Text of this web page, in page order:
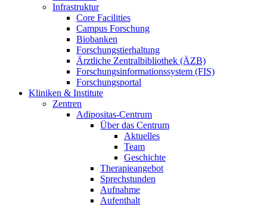
Infrastruktur
Core Facilities
Campus Forschung
Biobanken
Forschungstierhaltung
Ärztliche Zentralbibliothek (ÄZB)
Forschungsinformationssystem (FIS)
Forschungsportal
Kliniken & Institute
Zentren
Adipositas-Centrum
Über das Centrum
Aktuelles
Team
Geschichte
Therapieangebot
Sprechstunden
Aufnahme
Aufenthalt